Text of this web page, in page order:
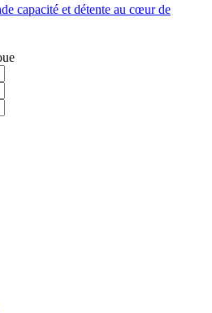
capacité et détente au cœur de